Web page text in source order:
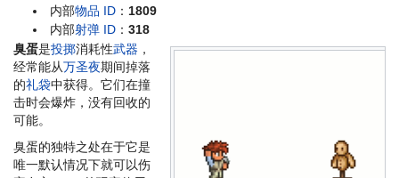
内部物品 ID ： 1809
内部射弹 ID ：318
臭蛋是投掷消耗性武器 ，
经常能从万圣夜期间掉落
的礼袋中获得。它们在撞
击时会爆炸，没有回收的
可能。
臭蛋的独特之处在于它是
唯一默认情况下就可以伤